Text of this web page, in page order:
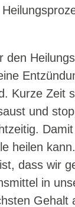
den
Kurze Zeit
und
heilen kann.
dass wir
in
Gehalt